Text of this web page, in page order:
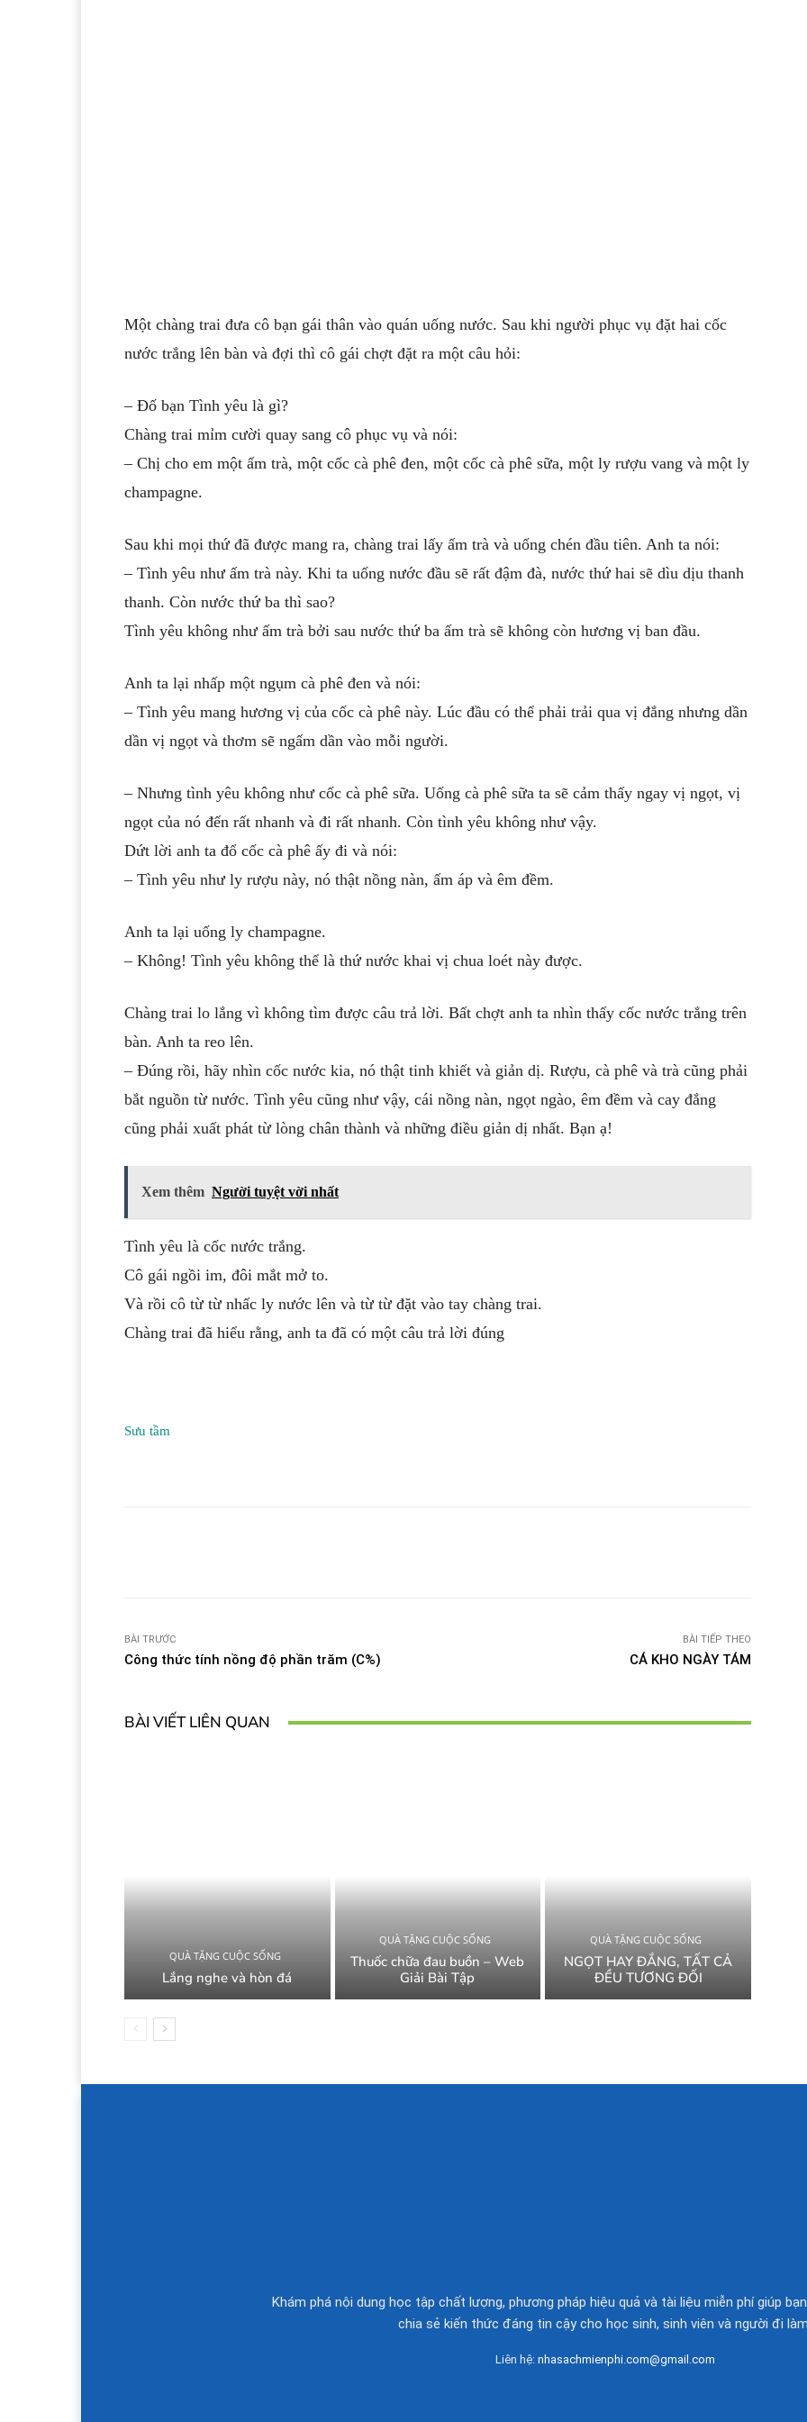
Một chàng trai đưa cô bạn gái thân vào quán uống nước. Sau khi người phục vụ đặt hai cốc
nước trắng lên bàn và đợi thì cô gái chợt đặt ra một câu hỏi:
– Đố bạn Tình yêu là gì?
Chàng trai mỉm cười quay sang cô phục vụ và nói:
– Chị cho em một ấm trà, một cốc cà phê đen, một cốc cà phê sữa, một ly rượu vang và một ly
champagne.
Sau khi mọi thứ đã được mang ra, chàng trai lấy ấm trà và uống chén đầu tiên. Anh ta nói:
– Tình yêu như ấm trà này. Khi ta uống nước đầu sẽ rất đậm đà, nước thứ hai sẽ dìu dịu thanh
thanh. Còn nước thứ ba thì sao?
Tình yêu không như ấm trà bởi sau nước thứ ba ấm trà sẽ không còn hương vị ban đầu.
Anh ta lại nhấp một ngụm cà phê đen và nói:
– Tình yêu mang hương vị của cốc cà phê này. Lúc đầu có thể phải trải qua vị đắng nhưng dần
dần vị ngọt và thơm sẽ ngấm dần vào mỗi người.
– Nhưng tình yêu không như cốc cà phê sữa. Uống cà phê sữa ta sẽ cảm thấy ngay vị ngọt, vị
ngọt của nó đến rất nhanh và đi rất nhanh. Còn tình yêu không như vậy.
Dứt lời anh ta đổ cốc cà phê ấy đi và nói:
– Tình yêu như ly rượu này, nó thật nồng nàn, ấm áp và êm đềm.
Anh ta lại uống ly champagne.
– Không! Tình yêu không thể là thứ nước khai vị chua loét này được.
Chàng trai lo lắng vì không tìm được câu trả lời. Bất chợt anh ta nhìn thấy cốc nước trắng trên
bàn. Anh ta reo lên.
– Đúng rồi, hãy nhìn cốc nước kia, nó thật tinh khiết và giản dị. Rượu, cà phê và trà cũng phải
bắt nguồn từ nước. Tình yêu cũng như vậy, cái nồng nàn, ngọt ngào, êm đềm và cay đắng
cũng phải xuất phát từ lòng chân thành và những điều giản dị nhất. Bạn ạ!
Xem thêm Người tuyệt vời nhất
Tình yêu là cốc nước trắng.
Cô gái ngồi im, đôi mắt mở to.
Và rồi cô từ từ nhấc ly nước lên và từ từ đặt vào tay chàng trai.
Chàng trai đã hiểu rằng, anh ta đã có một câu trả lời đúng
Sưu tầm
BÀI TRƯỚC
Công thức tính nồng độ phần trăm (C%)
BÀI TIẾP THEO
CÁ KHO NGÀY TÁM
BÀI VIẾT LIÊN QUAN
QUÀ TẶNG CUỘC SỐNG
Lắng nghe và hòn đá
QUÀ TẶNG CUỘC SỐNG
Thuốc chữa đau buồn – Web
Giải Bài Tập
QUÀ TẶNG CUỘC SỐNG
NGỌT HAY ĐẮNG, TẤT CẢ
ĐỀU TƯƠNG ĐỐI
Khám phá nội dung học tập chất lượng, phương pháp hiệu quả và tài liệu miễn phí giúp
chia sẻ kiến thức đáng tin cậy cho học sinh, sinh viên và người đi
Liên hệ: nhasachmienphi.com@gmail.com